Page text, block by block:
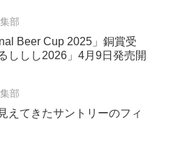
部
Beer Cup 2025」銅賞受
ししし2026」4月9日発売開
部
えてきたサントリーのフィ